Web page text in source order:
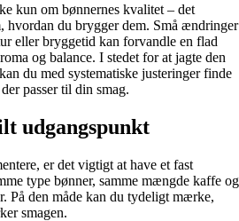
kun om bønnernes kvalitet – det
hvordan du brygger dem. Små ændringer
eller bryggetid kan forvandle en flad
og balance. I stedet for at jagte den
du med systematiske justeringer finde
passer til din smag.
udgangspunkt
er det vigtigt at have et fast
type bønner, samme mængde kaffe og
På den måde kan du tydeligt mærke,
smagen.